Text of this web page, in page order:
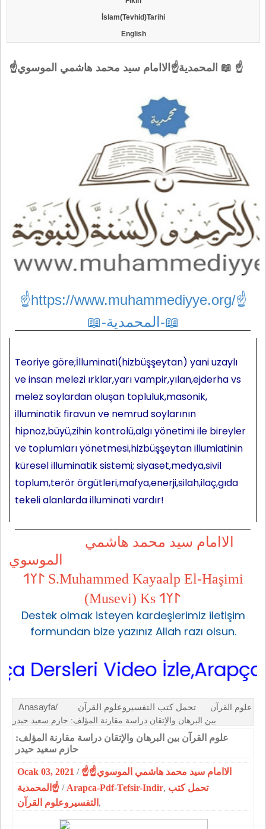
İslam(Tevhid)Tarihi
English
☝المحمدية☝الاامام سيد محمد هاشمي الموسوي 📖 ☝
☝https://www.muhammediyye.org/☝
📖-المحمدية-📖
Teoriye göre;İlluminati(hizbüşşeytan) yani uzaylı
ve insan melezi ırklar,yarı vampir,yılan,ejderha vs
melez soylardan oluşan topluluk,masonik,
illuminatik firavun ve nemrud soylarının
hipnoz,büyü,zihin kontrolü,algı yönetimi ile bireyler
ve toplumları yönetmesi,hizbüşşeytan illumiatinin
küresel illuminatik sistemi; siyaset,medya,sivil
toplum,terör örgütleri,mafya,enerji,silah,ilaç,gıda
tekeli alanlarda illuminati vardır!
الاامام سيد محمد هاشمي
الموسوي
𐰃𐰠𐰯 S.Muhammed Kayaalp El-Haşimi
(Musevi) Ks 𐰃𐰠𐰯
Destek olmak isteyen kardeşlerimiz iletişim
formundan bize yazınız Allah razı olsun.
Video İzle,Arapça
Anasayfa/ تحمل كتب التفسيروعلوم القرآن
علوم القرآن
بين البرهان والإتقان دراسة مقارنة المؤلف: حازم سعيد حيدر
علوم القرآن بين البرهان والإتقان دراسة مقارنة المؤلف:
حازم سعيد حيدر
Ocak 03, 2021 / ☝الاامام سيد محمد هاشمي الموسوي☝
المحمدية☝ / Arapca-Pdf-Tefsir-Indir, تحمل كتب
التفسيروعلوم القرآن ,